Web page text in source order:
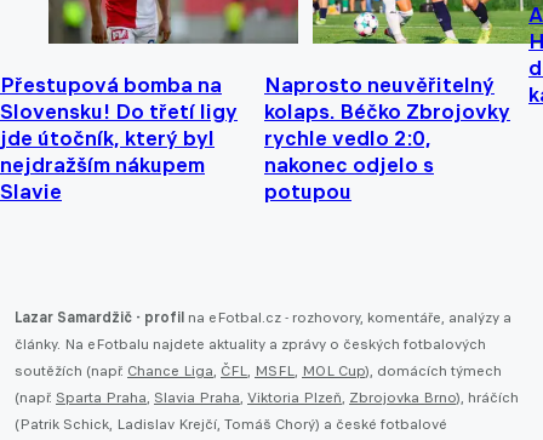
Přestupová bomba na
Slovensku! Do třetí ligy
jde útočník, který byl
nejdražším nákupem
Slavie
Naprosto neuvěřitelný
kolaps. Béčko Zbrojovky
rychle vedlo 2:0,
nakonec odjelo s
potupou
Lazar Samardžič - profil na eFotbal.cz - rozhovory, komentáře, analýzy a
články. Na eFotbalu najdete aktuality a zprávy o českých fotbalových
soutěžích (např. Chance Liga, ČFL, MSFL, MOL Cup), domácích týmech
(např. Sparta Praha, Slavia Praha, Viktoria Plzeň, Zbrojovka Brno), hráčích
(Patrik Schick, Ladislav Krejčí, Tomáš Chorý) a české fotbalové